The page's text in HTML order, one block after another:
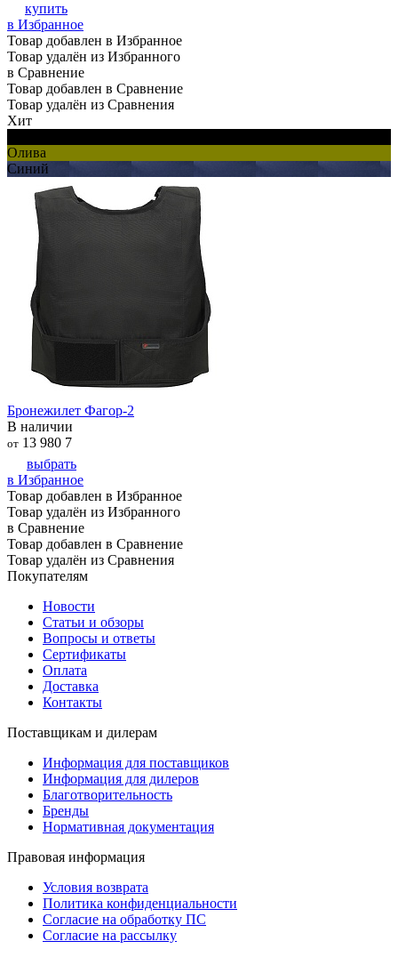
купить
в Избранное
Товар добавлен в Избранное
Товар удалён из Избранного
в Сравнение
Товар добавлен в Сравнение
Товар удалён из Сравнения
Хит
Олива
Синий
Бронежилет Фагор-2
В наличии
от 13 980 7
выбрать
в Избранное
Товар добавлен в Избранное
Товар удалён из Избранного
в Сравнение
Товар добавлен в Сравнение
Товар удалён из Сравнения
Покупателям
Новости
Статьи и обзоры
Вопросы и ответы
Сертификаты
Оплата
Доставка
Контакты
Поставщикам и дилерам
Информация для поставщиков
Информация для дилеров
Благотворительность
Бренды
Нормативная документация
Правовая информация
Условия возврата
Политика конфиденциальности
Согласие на обработку ПС
Согласие на рассылку